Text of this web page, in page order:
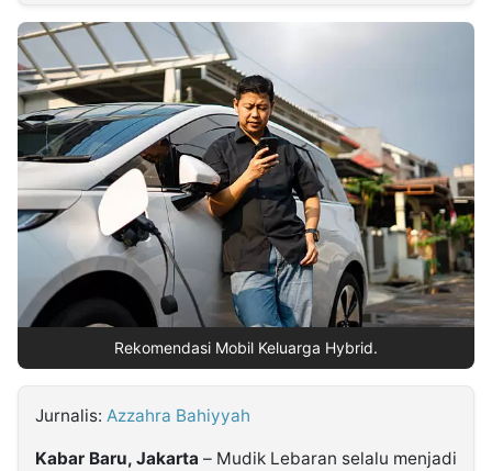
INDONESIA
Partner
Insight
Suara
Time
Lens
Daily
Jogja
Jalan
Rakyat
Idealita
News
Kita
Notice
Dinamikapost.com
Radar
Seedbacklink
Follow
Kabarbaru
Rekomendasi Mobil Keluarga Hybrid.
Jurnalis: Azzahra Bahiyyah
Kabar Baru, Jakarta – Mudik Lebaran selalu menjadi